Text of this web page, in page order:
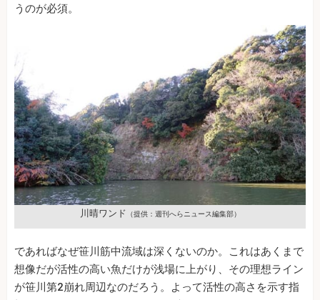
うのが必須。
川晴ワンド （提供：週刊へらニュース編集部）
であればなぜ笹川筋中流域は深くないのか。これはあくまで
想像だが活性の高い魚だけが浅場に上がり、その理想ライン
が笹川第2崩れ周辺なのだろう。よって活性の高さを示す指